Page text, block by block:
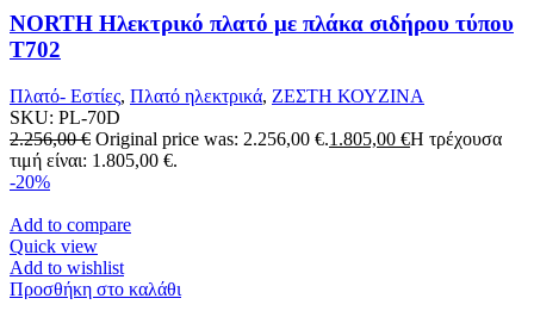
NORTH Ηλεκτρικό πλατό με πλάκα σιδήρου τύπου
T702
Πλατό- Εστίες, Πλατό ηλεκτρικά, ΖΕΣΤΗ ΚΟΥΖΙΝΑ
SKU: PL-70D
2.256,00€ Original price was: 2.256,00 €.1.805,00 €Η τρέχουσα
τιμή είναι: 1.805,00 €.
-20%
Add to compare
Quick view
Add to wishlist
Προσθήκη στο καλάθι